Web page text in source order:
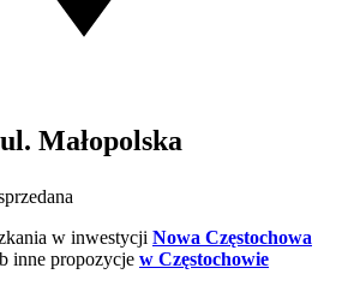
Małopolska
w inwestycji Nowa Częstochowa
inne propozycje w Częstochowie